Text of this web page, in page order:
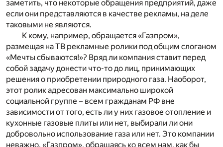
заметить, что некоторые обращения предприятий, даже
если они представляются в качестве рекламы, на деле
таковыми не являются.
К кому, например, обращается «Газпром»,
размещая на ТВ рекламные ролики под общим слоганом
«Мечты сбываются!»? Вряд ли компания ставит перед
собой задачу донести что-то до лиц, принимающих
решения о приобретении природного газа. Наоборот,
этот ролик адресован максимально широкой
социальной группе – всем гражданам РФ вне
зависимости от того, есть ли у них газовое отопление и
кухонные газовые плиты или нет, выбирали ли они
добровольно использование газа или нет. Это компании
неважно. «Газпром», обращаясь ко всем нам, как бы